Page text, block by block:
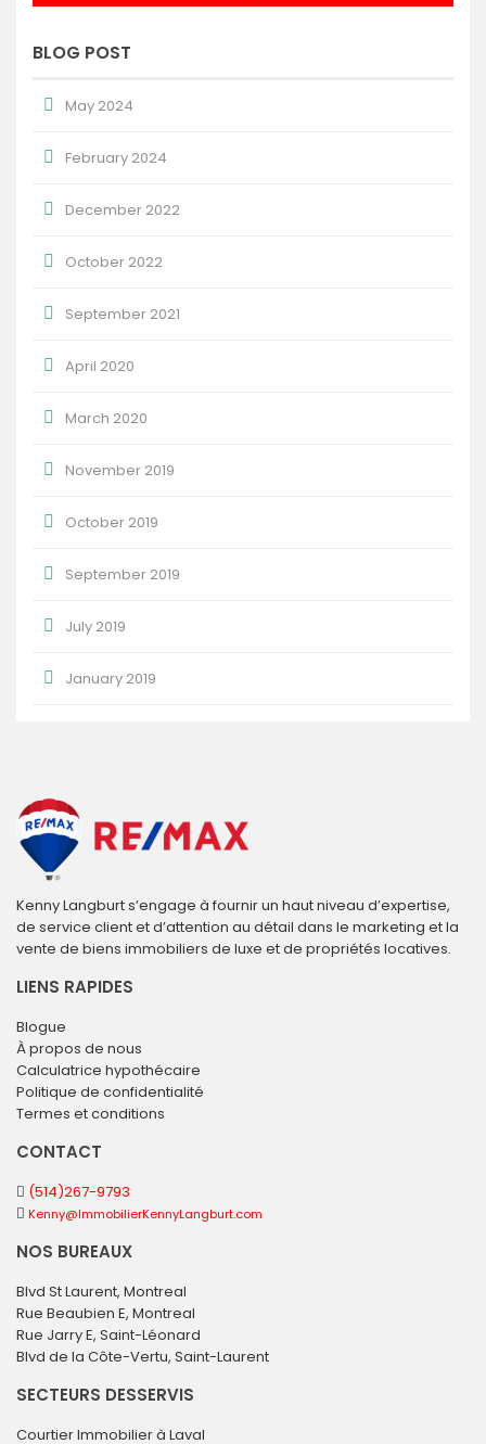
BLOG POST
May 2024
February 2024
December 2022
October 2022
September 2021
April 2020
March 2020
November 2019
October 2019
September 2019
July 2019
January 2019
Kenny Langburt s’engage à fournir un haut niveau d’expertise,
de service client et d’attention au détail dans le marketing et la
vente de biens immobiliers de luxe et de propriétés locatives.
LIENS RAPIDES
Blogue
À propos de nous
Calculatrice hypothécaire
Politique de confidentialité
Termes et conditions
CONTACT
(514)267-9793
Kenny@ImmobilierKennyLangburt.com
NOS BUREAUX
Blvd St Laurent, Montreal
Rue Beaubien E, Montreal
Rue Jarry E, Saint-Léonard
Blvd de la Côte-Vertu, Saint-Laurent
SECTEURS DESSERVIS
Courtier Immobilier à Laval